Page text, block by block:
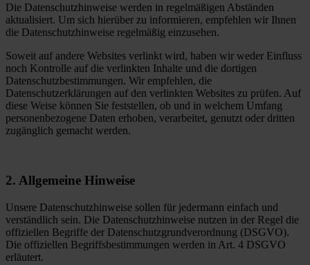
Die Datenschutzhinweise werden in regelmäßigen Abständen
aktualisiert. Um sich hierüber zu informieren, empfehlen wir Ihnen
die Datenschutzhinweise regelmäßig einzusehen.
Soweit auf andere Websites verlinkt wird, haben wir weder Einfluss
noch Kontrolle auf die verlinkten Inhalte und die dortigen
Datenschutzbestimmungen. Wir empfehlen, die
Datenschutzerklärungen auf den verlinkten Websites zu prüfen. Auf
diese Weise können Sie feststellen, ob und in welchem Umfang
personenbezogene Daten erhoben, verarbeitet, genutzt oder dritten
zugänglich gemacht werden.
2. Allgemeine Hinweise
Unsere Datenschutzhinweise sollen für jedermann einfach und
verständlich sein. Die Datenschutzhinweise nutzen in der Regel die
offiziellen Begriffe der Datenschutzgrundverordnung (DSGVO).
Die offiziellen Begriffsbestimmungen werden in Art. 4 DSGVO
erläutert.